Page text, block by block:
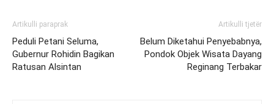
Artikulli paraprak
Peduli Petani Seluma,
Gubernur Rohidin Bagikan
Ratusan Alsintan
Artikulli tjetër
Belum Diketahui Penyebabnya,
Pondok Objek Wisata Dayang
Reginang Terbakar